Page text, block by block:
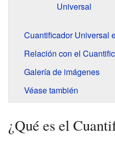
Universal
Cuantificador Universal
Relación con el
Galería de imágenes
Véase también
¿Qué es el